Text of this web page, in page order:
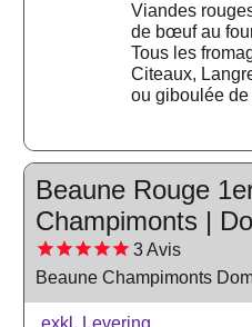
Viandes
de bœuf au
Tous les
Citeaux,
ou giboulée de
Beaune Rouge
Champimonts |
3Avis
Beaune Champimonts